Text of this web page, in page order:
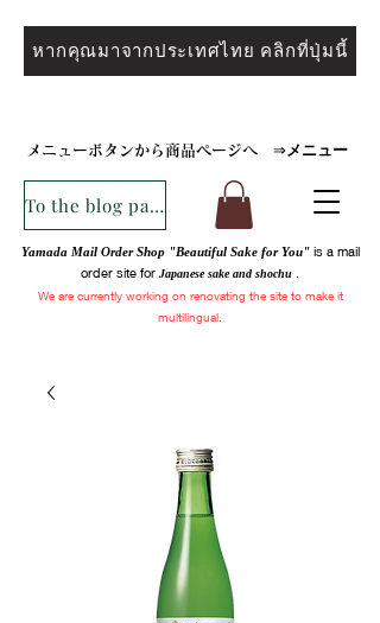
หากคุณมาจากประเทศไทย คลิกที่ปุ่มนี้
メニューボタンから商品ページへ ⇒ メニュー
To the blog page
Yamada Mail Order Shop "Beautiful Sake for You"is a mail
order site for Japanese sake and shochu
We are currentlyworking on renovating the site to make it
multilingual.